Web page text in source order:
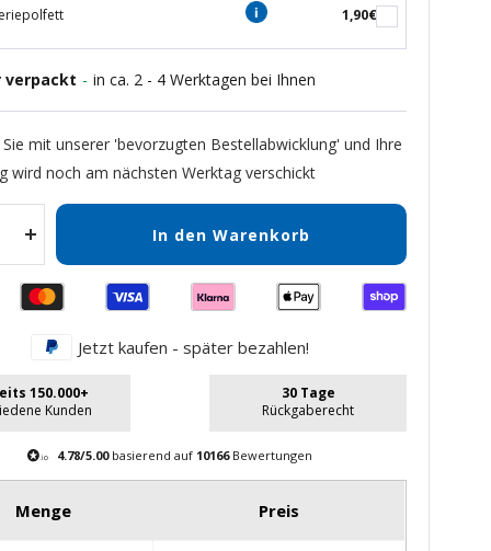
1,90€
verpackt - in ca. 2 - 4 Werktagen bei Ihnen
mit unserer 'bevorzugten Bestellabwicklung' und Ihre
wird noch am nächsten Werktag verschickt
Menge
In den Warenkorb
Jetzt kaufen - später bezahlen!
150.000+
Kunden
30 Tage
Rückgaberecht
4.78/5.00basierend auf 10166Bewertungen